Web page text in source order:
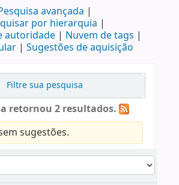
avançada
por hierarquia
autoridade
Nuvem de tags
Sugestões de aquisição
Filtre sua pesquisa
retornou 2 resultados.
sugestões.